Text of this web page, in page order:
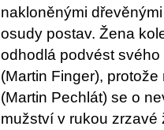
nakloněnými
osudy postav. Žena
odhodlá podvést
(Martin Finger),
(Martin Pechlát) se o
mužství v rukou zrzavé